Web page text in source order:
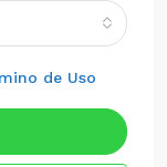
de Uso